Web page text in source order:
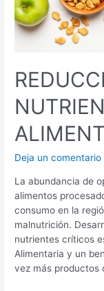
Deja un comentario
La abundancia de
alimentos
consumo en la
malnutrición.
nutrientes críticos
Alimentaria y un
vez más productos